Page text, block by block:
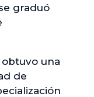
graduó
una
de